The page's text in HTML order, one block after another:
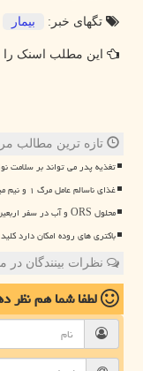
تگهای خبر:
بیمار
این مطلب اسنک را
تازه ترین مطالب
تغذیه پدر می تواند بر سلامت
غذای ناسالم عامل مرگ ۱ و نیم میلیون نفر در جهان
محلول ORS و آب در سفر اربعین فراموش نشود
باکتری های روده امکان دارد
نظرات بینندگان
لطفا شما همنظر